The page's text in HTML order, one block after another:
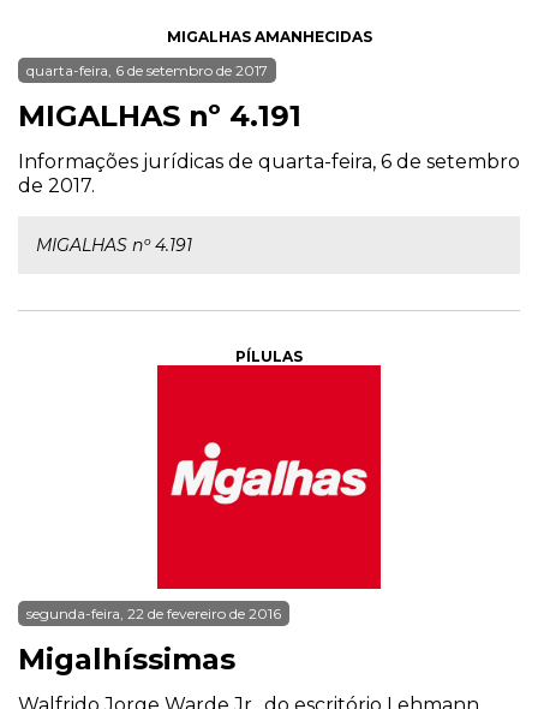
MIGALHAS AMANHECIDAS
quarta-feira, 6 de setembro de 2017
MIGALHAS nº 4.191
Informações jurídicas de quarta-feira, 6 de setembro
de 2017.
MIGALHAS nº 4.191
PÍLULAS
segunda-feira, 22 de fevereiro de 2016
Migalhíssimas